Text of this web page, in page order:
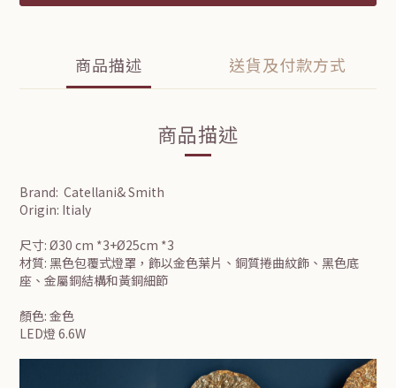
商品描述 送貨及付款方式
商品描述
Brand: Catellani& Smith
Origin: Itialy
尺寸: Ø30 cm *3+Ø25cm *3
材質: 黑色包覆式燈罩，飾以金色葉片、銅質捲曲紋飾、黑色底
座、金屬銅結構和黃銅細節
顏色: 金色
LED燈 6.6W